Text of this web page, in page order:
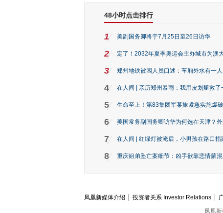
48小时点击排行
1 美副国务卿将于7月25日至26日访华
2 定了！2032年夏季奥运会主办城市为澳
3 郑州地铁被困人员口述：车厢外水有一
4 在人间 | 亲历郑州暴雨：我用皮划艇救了
5 生命至上！第83集团军某旅紧急实施爆
6 美国常务副国务卿访华为何选在天津？
7 在人间 | 红绿灯被淹后，小男孩在路口指
8 重庆姐弟坠亡案细节：凶手欲靠悲情蒙
凤凰新媒体介绍 投资者关系 Investor Relations
凤凰